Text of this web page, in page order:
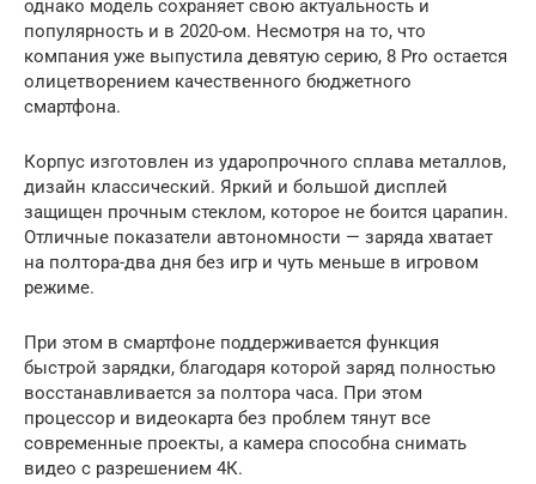
однако модель сохраняет свою актуальность и
популярность и в 2020-ом. Несмотря на то, что
компания уже выпустила девятую серию, 8 Pro остается
олицетворением качественного бюджетного
смартфона.
Корпус изготовлен из ударопрочного сплава металлов,
дизайн классический. Яркий и большой дисплей
защищен прочным стеклом, которое не боится царапин.
Отличные показатели автономности — заряда хватает
на полтора-два дня без игр и чуть меньше в игровом
режиме.
При этом в смартфоне поддерживается функция
быстрой зарядки, благодаря которой заряд полностью
восстанавливается за полтора часа. При этом
процессор и видеокарта без проблем тянут все
современные проекты, а камера способна снимать
видео с разрешением 4К.